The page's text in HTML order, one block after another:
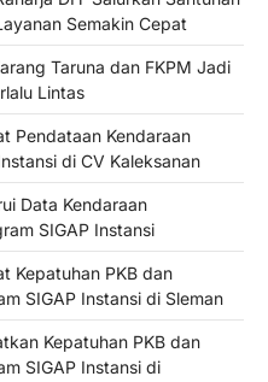
Semakin Cepat
Taruna dan FKPM Jadi
Lintas
Pendataan Kendaraan
di CV Kaleksanan
Data Kendaraan
SIGAP Instansi
Kepatuhan PKB dan
SIGAP Instansi di Sleman
Kepatuhan PKB dan
SIGAP Instansi di